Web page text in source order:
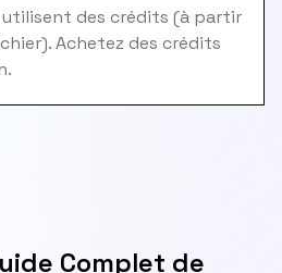
utilisent des crédits (à partir
Achetez des crédits
Complet de